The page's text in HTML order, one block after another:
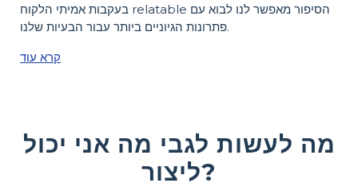
בעקבות אמיתי הלקוח relatable הסיפור מאפשר לנו לבוא עם
פתרונות הגיוניים ביותר עבור הבעיות שלנו.
קרא עוד
מה לעשות לגבי מה אני יכול
ליצור?